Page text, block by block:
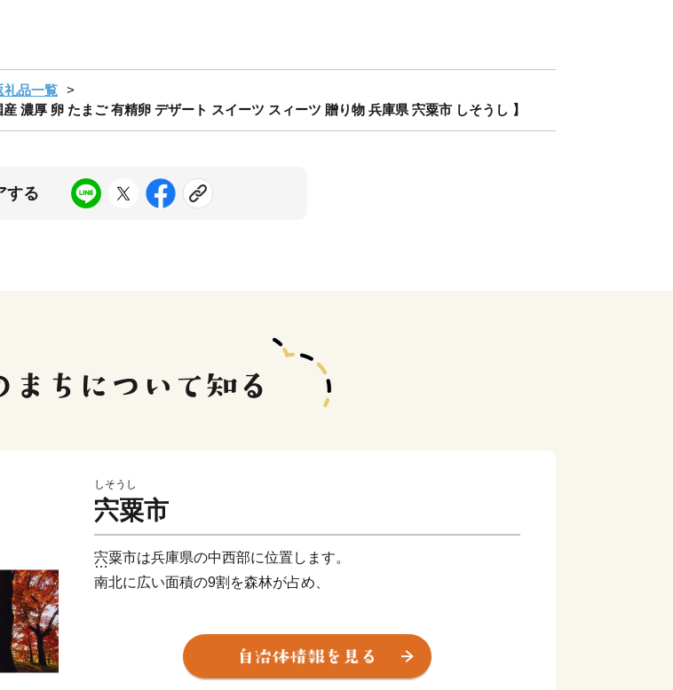
礼品一覧
厚 卵 たまご 有精卵 デザート スイーツ スィーツ 贈り物 兵庫県 宍粟市 しそうし 】
する
しそうし
宍粟市
宍粟市は兵庫県の中西部に位置します。
南北に広い面積の9割を森林が占め、
《まちの交通・文化・経済の中心として重要な役割を果たしてき
《特に古くから歴史・文化遺産を数多く有する 一宮町》